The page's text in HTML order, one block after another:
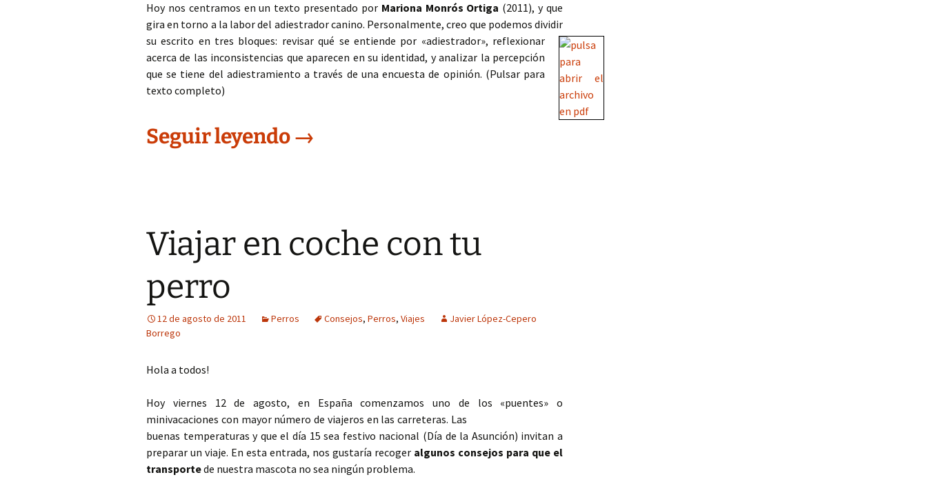
Hoy nos centramos en un texto presentado por Mariona Monrós Ortiga (2011), y que
gira en torno a la labor del adiestrador canino. Personalmente, creo que podemos dividir
su escrito en tres bloques: revisar qué se entiende por «adiestrador», reflexionar
acerca de las inconsistencias que aparecen en su identidad, y analizar la percepción
que se tiene del adiestramiento a través de una encuesta de opinión. (Pulsar para
texto completo)
Seguir leyendoEl adiestrador canino en los medios (comentario de Monrós, 2011)
→
Viajar en coche con tu
perro
12 de agosto de 2011 Perros Consejos, Perros, Viajes
Javier López-Cepero
Borrego
Hola a todos!
Hoy viernes 12 de agosto, en España comenzamos uno de los «puentes» o
minivacaciones con mayor número de viajeros en las carreteras. Las
buenas temperaturas y que el día 15 sea festivo nacional (Día de la Asunción) invitan a
preparar un viaje. En esta entrada, nos gustaría recoger algunos consejos para que el
transportede nuestra mascota no sea ningún problema.